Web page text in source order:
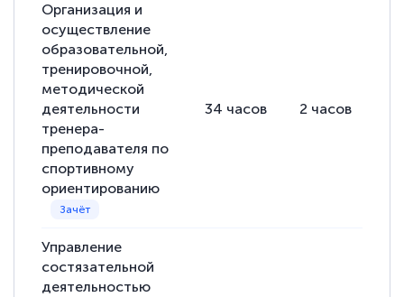
Организация и
осуществление
образовательной,
тренировочной,
методической
деятельности
тренера-
преподавателя по
спортивному
ориентированию
34 часов 2 часов
Управление
состязательной
деятельностью